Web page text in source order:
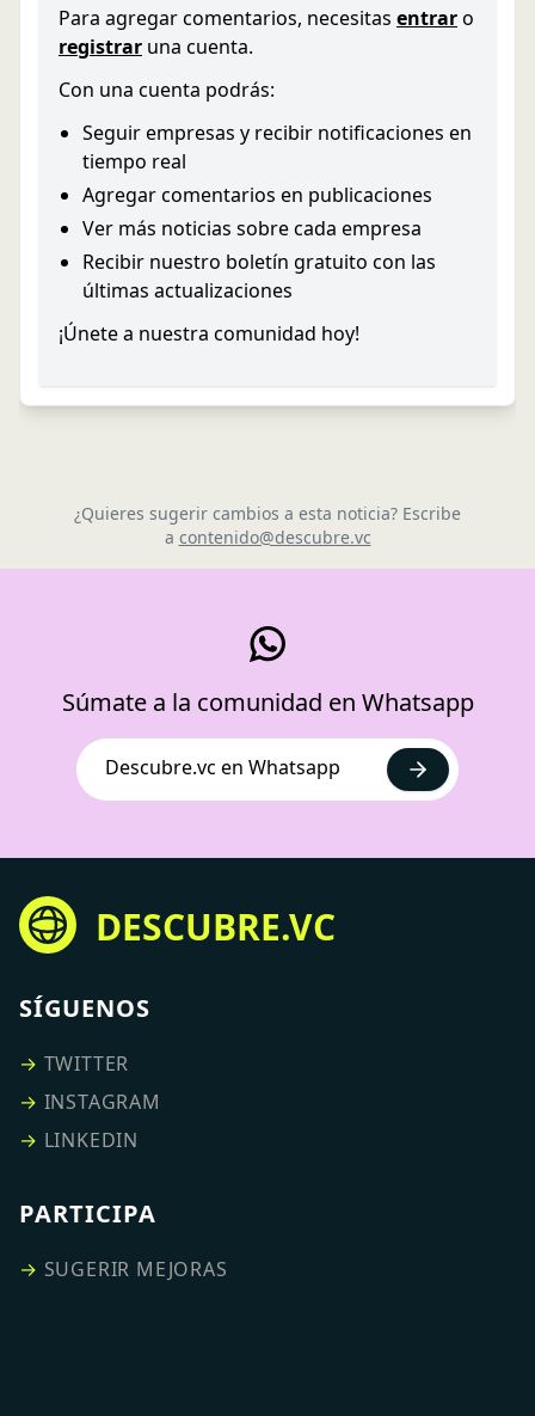
Para agregar comentarios, necesitas entraro
registrar una cuenta.
Con una cuenta podrás:
Seguir empresas y recibir notificaciones en
tiempo real
Agregar comentarios en publicaciones
Ver más noticias sobre cada empresa
Recibir nuestro boletín gratuito con las
últimas actualizaciones
¡Únete a nuestra comunidad hoy!
¿Quieres sugerir cambios a esta noticia? Escribe
a contenido@descubre.vc
Súmate a la comunidad en Whatsapp
Descubre.vc en Whatsapp
DESCUBRE.VC
SÍGUENOS
→ TWITTER
→ INSTAGRAM
→ LINKEDIN
PARTICIPA
→ SUGERIR MEJORAS